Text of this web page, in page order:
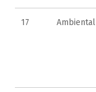
17 Ambiental